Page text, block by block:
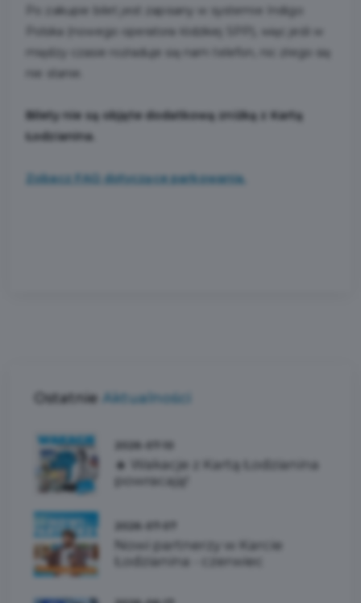
Po zakupie bilet jest zapisany w systemie Indigo
Polska (nowego operatora łódzkiej SPP), więc jeśli w
między czasie rozładuje się nam telefon, nic złego się
nie stanie.
Bilety nie są objęte dodatkową zniżką z Kartą
Łodzianina.
Zobacz FAQ dotyczące parkowania.
Ostatnie Aktualności
2026-07-10
☀️ Wakacje z Kartą Łodzianina
powracają!
2026-07-07
Nowi partnerzy w Karcie
Łodzianina - czerwiec